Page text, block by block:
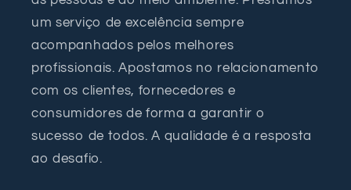
um serviço de excelência sempre
acompanhados pelos melhores
profissionais. Apostamos no relacionamento
com os clientes, fornecedores e
consumidores de forma a garantir o
sucesso de todos. A qualidade é a resposta
ao desafio.